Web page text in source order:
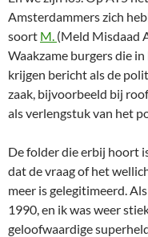
Amsterdammers zich
soort M. (Meld Misdaad
Waakzame burgers die
krijgen bericht als de
zaak, bijvoorbeeld bij
als verlengstuk van het
De folder die erbij hoort
dat de vraag of het
meer is gelegitimeerd.
1990, en ik was weer
geloofwaardige